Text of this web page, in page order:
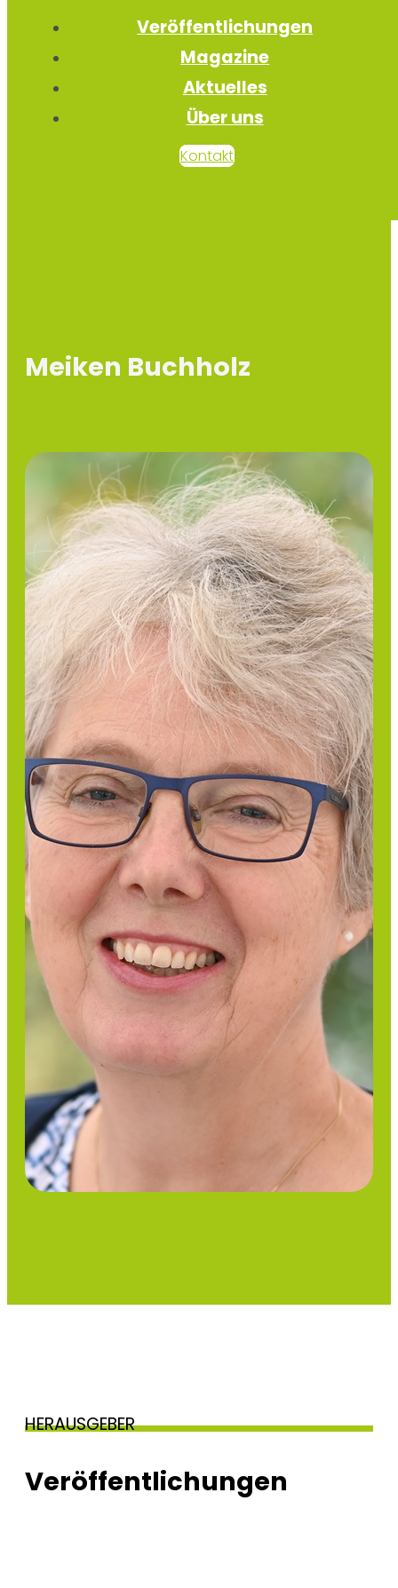
Veröffentlichungen
Magazine
Aktuelles
Über uns
Kontakt
Meiken Buchholz
HERAUSGEBER
Veröffentlichungen